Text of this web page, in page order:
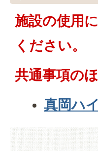
施設の使用
ください。
共通事項の
真岡ハ